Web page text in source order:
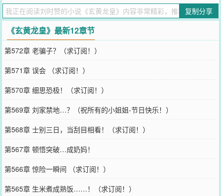
至尊红颜，经千难万险，终临武道至尊………
您要是觉得《玄黄龙皇》还不错的话请不要忘记向您QQ群和微博微信
里的朋友推荐哦！
复制分享
《玄黄龙皇》最新12章节
第572章 老骗子？（求订阅！）
第571章 误会 （求订阅！）
第570章 细思恐极！（求订阅！）
第569章 刘家禁地…？（祝所有的小姐姐-节日快乐！）
第568章 士别三日，当刮目相看！（求订阅！）
第567章 顿悟突破…成奶妈！
第566章 惊险一瞬间 （求订阅！）
第565章 生米煮成熟饭……！（求订阅！）